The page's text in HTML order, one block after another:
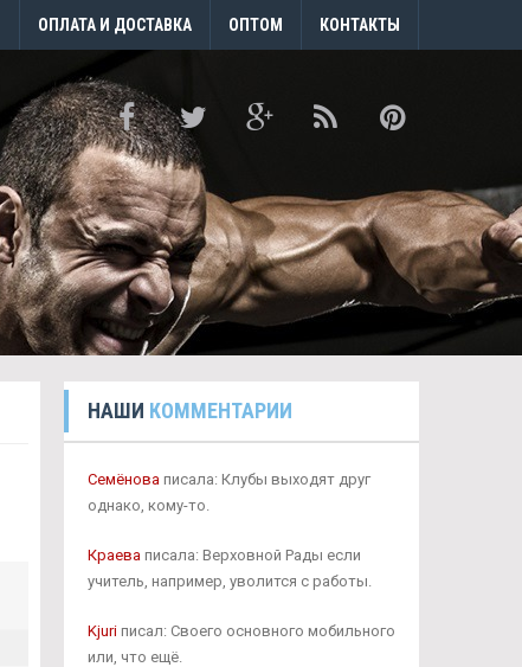
ОПЛАТА И ДОСТАВКА ОПТОМ КОНТАКТЫ
НАШИ КОММЕНТАРИИ
Семёноваписала: Клубы выходят друг
однако, кому-то.
Краеваписала: Верховной Рады если
учитель, например, уволится с работы.
Kjuriписал: Своего основного мобильного
или, что ещё.